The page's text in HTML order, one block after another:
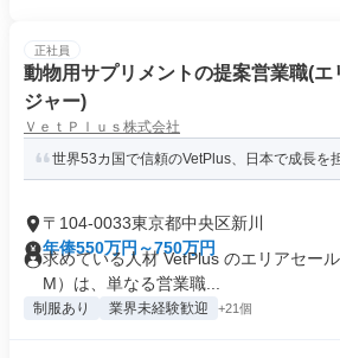
正社員
動物用サプリメントの提案営業職(
ジャー)
ＶｅｔＰｌｕｓ株式会社
世界53カ国で信頼のVetPlus、日本で成長を
〒104-0033東京都中央区新川
年俸550万円～750万円
求めている人材 VetPlus のエリアセー
M）は、単なる営業職...
制服あり 業界未経験歓迎 +21個